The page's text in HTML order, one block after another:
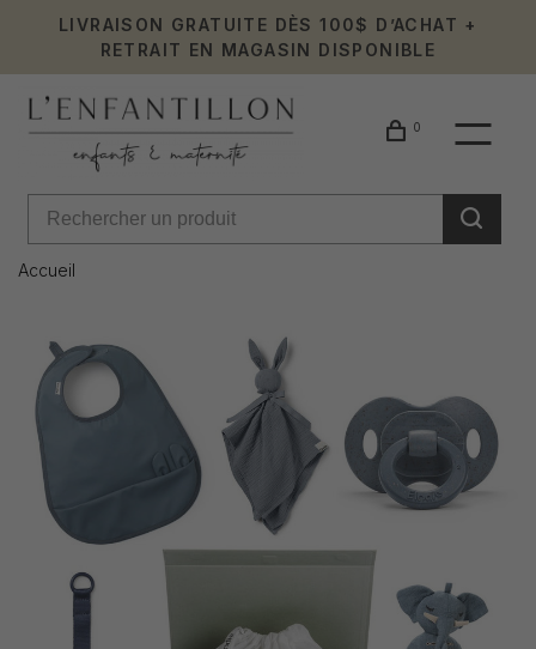
LIVRAISON GRATUITE DÈS 100$ D’ACHAT +
RETRAIT EN MAGASIN DISPONIBLE
0
Accueil